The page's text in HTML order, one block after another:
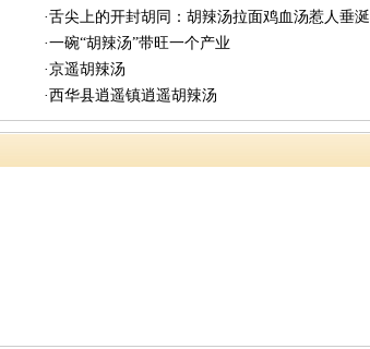
·舌尖上的开封胡同：胡辣汤拉面鸡血汤惹人垂涎
·一碗“胡辣汤”带旺一个产业
·京遥胡辣汤
·西华县逍遥镇逍遥胡辣汤